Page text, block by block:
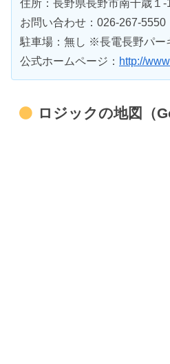
住所：長野県長野市南千歳１-
お問い合わせ：026-267-5550
駐車場：無し ※長電長野パー
公式ホームページ： http://
ロジックの地図（